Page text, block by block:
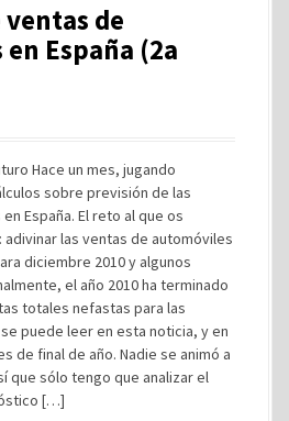
de
España (2a
Hace un mes, jugando
sobre previsión de las
España. El reto al que os
las ventas de automóviles
diciembre 2010 y algunos
el año 2010 ha terminado
totales nefastas para las
puede leer en esta noticia, y en
de final de año. Nadie se animó a
que sólo tengo que analizar el
[…]